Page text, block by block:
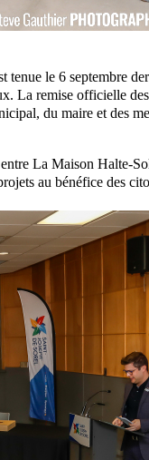
tenue le 6 septembre
La remise officielle
du maire et des
entre La Maison Halte-
au bénéfice des